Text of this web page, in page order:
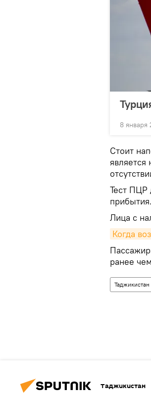
8 января
Стоит
является
Тест ПЦР
прибытия.
Лица с
Когда
ранее
Таджикистан
Таджикистан